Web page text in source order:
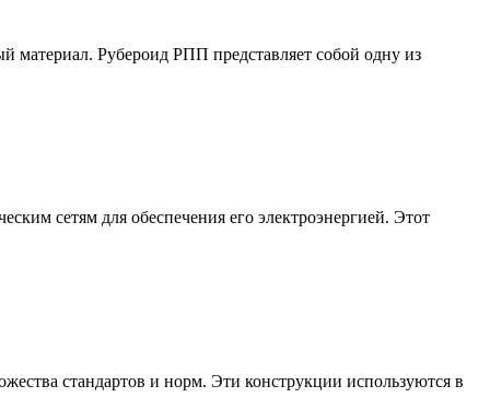
материал. Рубероид РПП представляет собой одну из
сетям для обеспечения его электроэнергией. Этот
стандартов и норм. Эти конструкции используются в